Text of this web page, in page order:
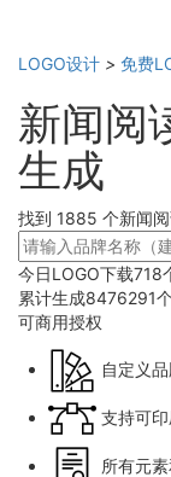
LOGO设计 > 免费
新闻阅
生成
找到 1885 个新闻
今日LOGO下载718
累计生成8476291个
可商用授权
自定义
支持可
所有元